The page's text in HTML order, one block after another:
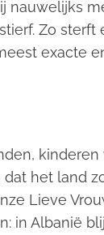
nauwelijks
Zo
exacte
het land
Lieve
in Albanië